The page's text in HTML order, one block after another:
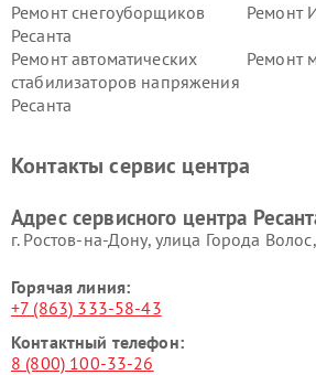
Ремонт снегоуборщиков
Ресанта
Ремонт
Ремонт автоматических
стабилизаторов напряжения
Ресанта
Ремонт
Контакты сервис центра
Адрес сервисного центра
г. Ростов-на-Дону, улица Города
Горячая линия:
+7 (863) 333-58-43
Контактный телефон:
8 (800) 100-33-26